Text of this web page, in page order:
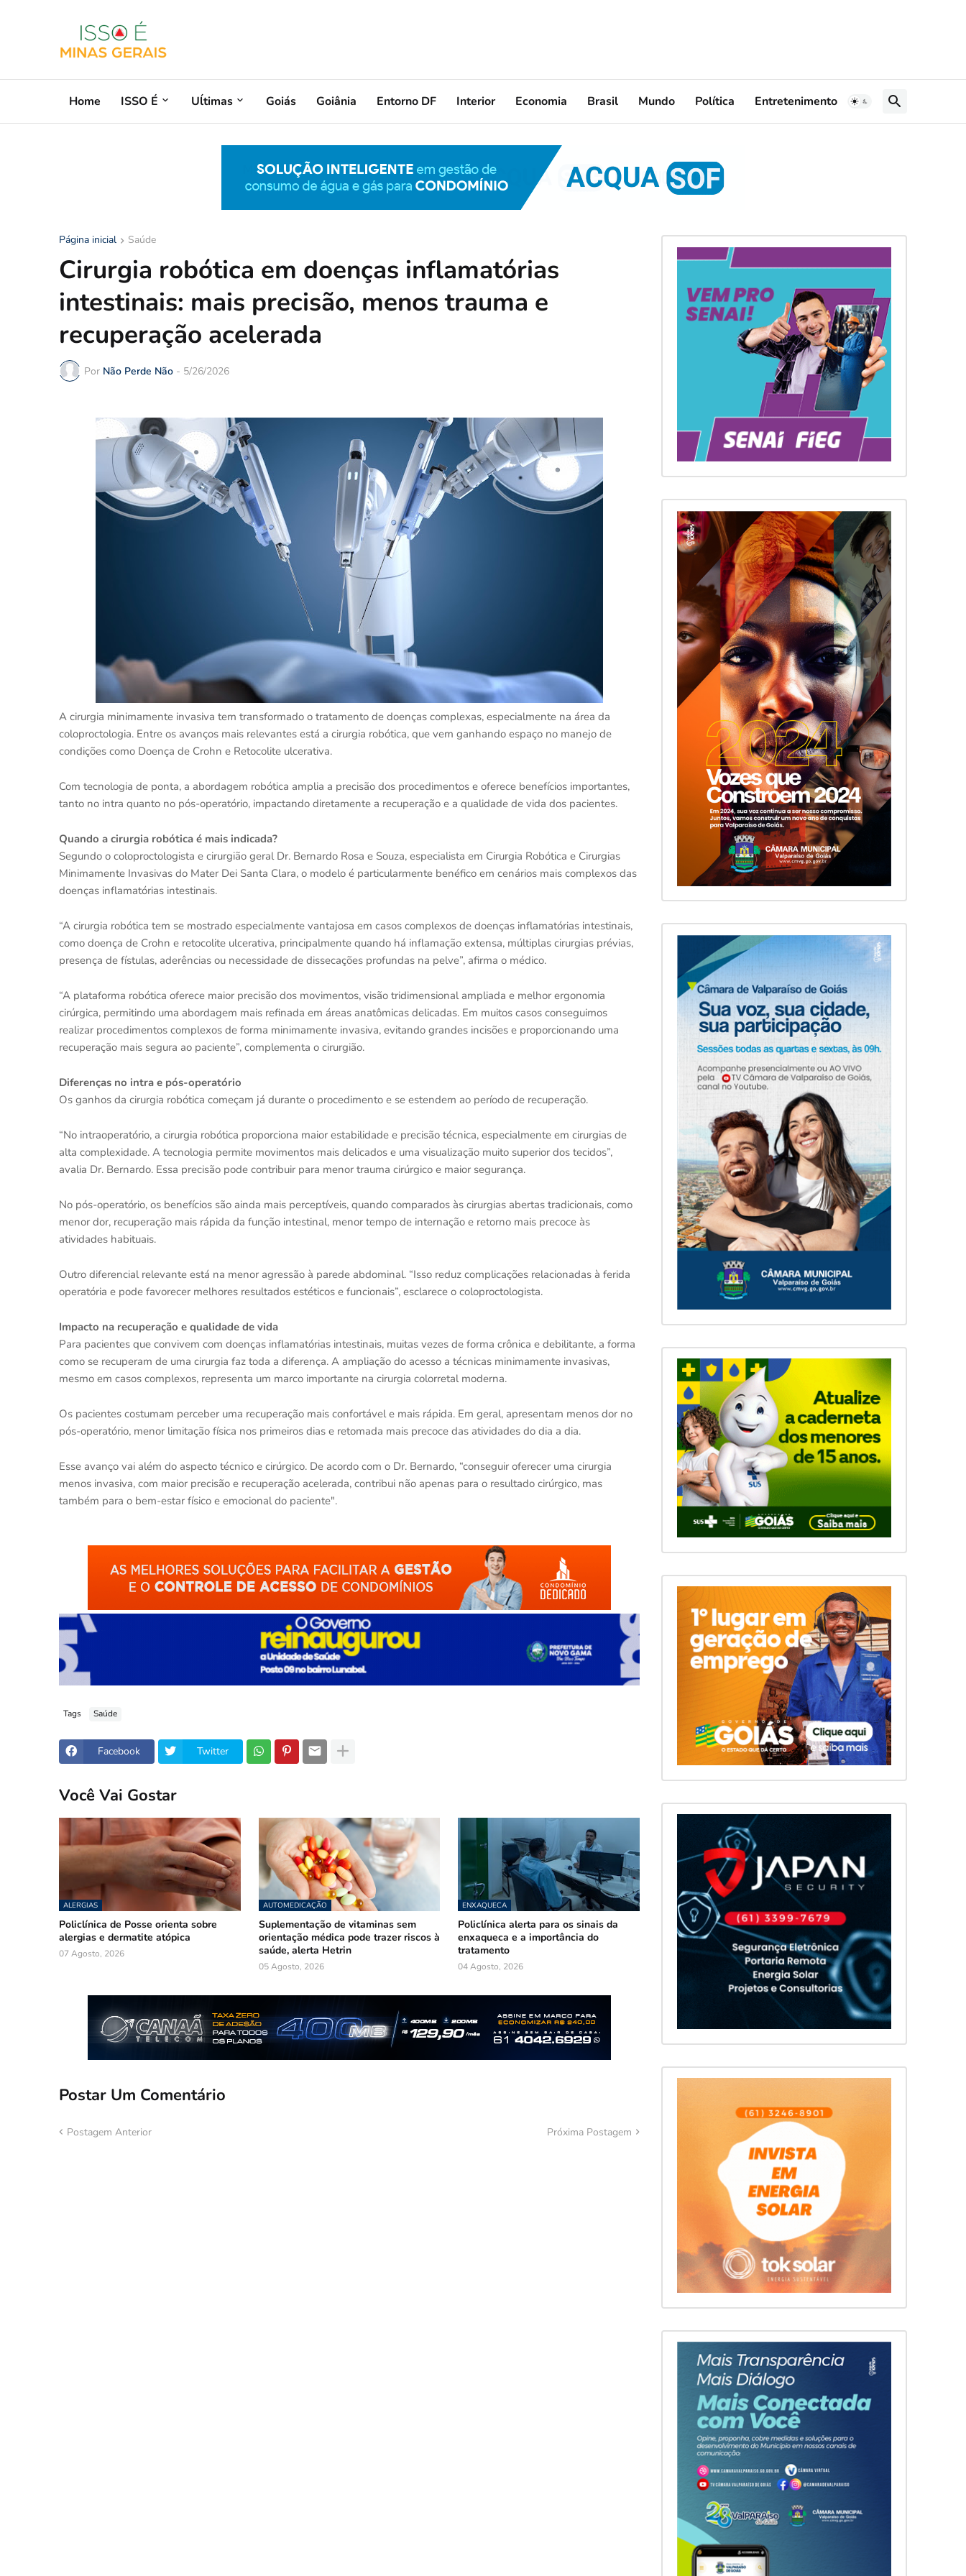
Home ISSO É Uĺtimas Goiás Goiânia Entorno DF Interior Economia Brasil Mundo Política Entretenimento
Página inicial Saúde
Cirurgia robótica em doenças inflamatórias
intestinais: mais precisão, menos trauma e
recuperação acelerada
Por Não Perde Não - 5/26/2026
A cirurgia minimamente invasiva tem transformado o tratamento de doenças complexas, especialmente na área da
coloproctologia. Entre os avanços mais relevantes está a cirurgia robótica, que vem ganhando espaço no manejo de
condições como Doença de Crohn e Retocolite ulcerativa.
Com tecnologia de ponta, a abordagem robótica amplia a precisão dos procedimentos e oferece benefícios importantes,
tanto no intra quanto no pós-operatório, impactando diretamente a recuperação e a qualidade de vida dos pacientes.
Quando a cirurgia robótica é mais indicada?
Segundo o coloproctologista e cirurgião geral Dr. Bernardo Rosa e Souza, especialista em Cirurgia Robótica e Cirurgias
Minimamente Invasivas do Mater Dei Santa Clara, o modelo é particularmente benéfico em cenários mais complexos das
doenças inflamatórias intestinais.
“A cirurgia robótica tem se mostrado especialmente vantajosa em casos complexos de doenças inflamatórias intestinais,
como doença de Crohn e retocolite ulcerativa, principalmente quando há inflamação extensa, múltiplas cirurgias prévias,
presença de fístulas, aderências ou necessidade de dissecações profundas na pelve”, afirma o médico.
“A plataforma robótica oferece maior precisão dos movimentos, visão tridimensional ampliada e melhor ergonomia
cirúrgica, permitindo uma abordagem mais refinada em áreas anatômicas delicadas. Em muitos casos conseguimos
realizar procedimentos complexos de forma minimamente invasiva, evitando grandes incisões e proporcionando uma
recuperação mais segura ao paciente”, complementa o cirurgião.
Diferenças no intra e pós-operatório
Os ganhos da cirurgia robótica começam já durante o procedimento e se estendem ao período de recuperação.
“No intraoperatório, a cirurgia robótica proporciona maior estabilidade e precisão técnica, especialmente em cirurgias de
alta complexidade. A tecnologia permite movimentos mais delicados e uma visualização muito superior dos tecidos”,
avalia Dr. Bernardo. Essa precisão pode contribuir para menor trauma cirúrgico e maior segurança.
No pós-operatório, os benefícios são ainda mais perceptíveis, quando comparados às cirurgias abertas tradicionais, como
menor dor, recuperação mais rápida da função intestinal, menor tempo de internação e retorno mais precoce às
atividades habituais.
Outro diferencial relevante está na menor agressão à parede abdominal. “Isso reduz complicações relacionadas à ferida
operatória e pode favorecer melhores resultados estéticos e funcionais”, esclarece o coloproctologista.
Impacto na recuperação e qualidade de vida
Para pacientes que convivem com doenças inflamatórias intestinais, muitas vezes de forma crônica e debilitante, a forma
como se recuperam de uma cirurgia faz toda a diferença. A ampliação do acesso a técnicas minimamente invasivas,
mesmo em casos complexos, representa um marco importante na cirurgia colorretal moderna.
Os pacientes costumam perceber uma recuperação mais confortável e mais rápida. Em geral, apresentam menos dor no
pós-operatório, menor limitação física nos primeiros dias e retomada mais precoce das atividades do dia a dia.
Esse avanço vai além do aspecto técnico e cirúrgico. De acordo com o Dr. Bernardo, “conseguir oferecer uma cirurgia
menos invasiva, com maior precisão e recuperação acelerada, contribui não apenas para o resultado cirúrgico, mas
também para o bem-estar físico e emocional do paciente".
Tags Saúde
Facebook Twitter
Você Vai Gostar
ALERGIAS
Policlínica de Posse orienta sobre
alergias e dermatite atópica
07 Agosto, 2026
AUTOMEDICAÇÃO
Suplementação de vitaminas sem
orientação médica pode trazer riscos à
saúde, alerta Hetrin
05 Agosto, 2026
ENXAQUECA
Policlínica alerta para os sinais da
enxaqueca e a importância do
tratamento
04 Agosto, 2026
Postar Um Comentário
Postagem Anterior Próxima Postagem